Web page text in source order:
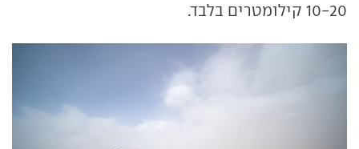
10-20 קילומטרים בלבד.